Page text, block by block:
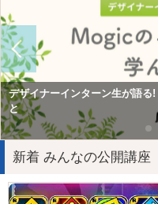
Mogicで学んだこと第12弾 広報
Mogicで学んだこと第10弾
ン）チームインターン
デザイナーインターン生が語
と
新着 みんなの公開講座